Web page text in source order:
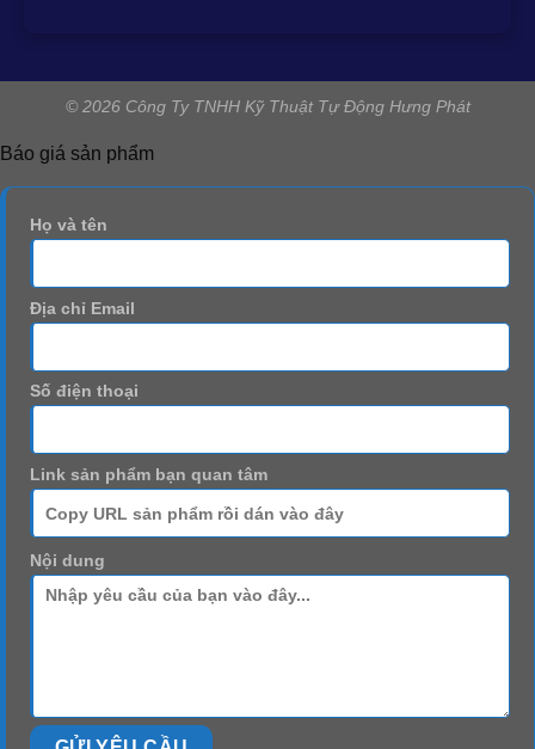
© 2026 Công Ty TNHH Kỹ Thuật Tự Động Hưng Phát
Báo giá sản phẩm
Họ và tên
Địa chỉ Email
Số điện thoại
Link sản phẩm bạn quan tâm
Nội dung